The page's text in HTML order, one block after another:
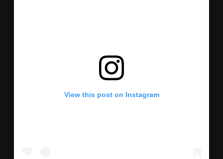
View this post on Instagram